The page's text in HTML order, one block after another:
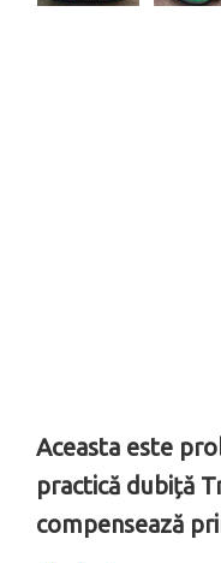
Aceasta este
practică dubiță
compensează